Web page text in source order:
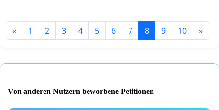
« 1 2 3 4 5 6 7 8 9 10 »
Von anderen Nutzern beworbene Petitionen